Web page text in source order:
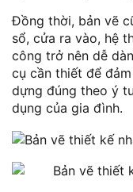
Đồng thời, bản vẽ
sổ, cửa ra vào, hệ
công trở nên dễ
cụ cần thiết để
dựng đúng theo ý
dụng của gia đình.